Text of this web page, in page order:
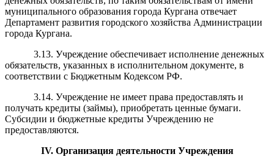
муниципального образования города Кургана отвечает
Департамент развития городского хозяйства Администрации
города Кургана.
3.13. Учреждение обеспечивает исполнение денежных
обязательств, указанных в исполнительном документе, в
соответствии с Бюджетным Кодексом РФ.
3.14. Учреждение не имеет права предоставлять и
получать кредиты (займы), приобретать ценные бумаги.
Субсидии и бюджетные кредиты Учреждению не
предоставляются.
IV. Организация деятельности Учреждения